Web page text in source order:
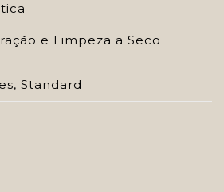
e Limpeza a Seco
, Standard